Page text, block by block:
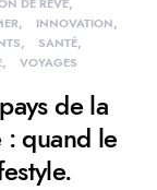
DE RÊVE
INNOVATION
SANTÉ
VOYAGES
de la
: quand le